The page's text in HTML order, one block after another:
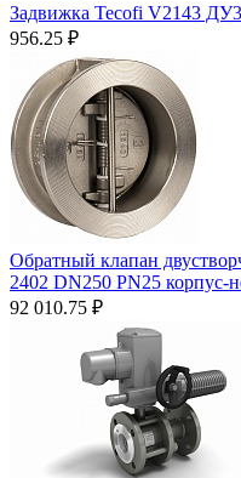
Задвижка Tecofi V2143
956.25 ₽
Обратный клапан
2402 DN250 PN25 корпус-
92 010.75 ₽